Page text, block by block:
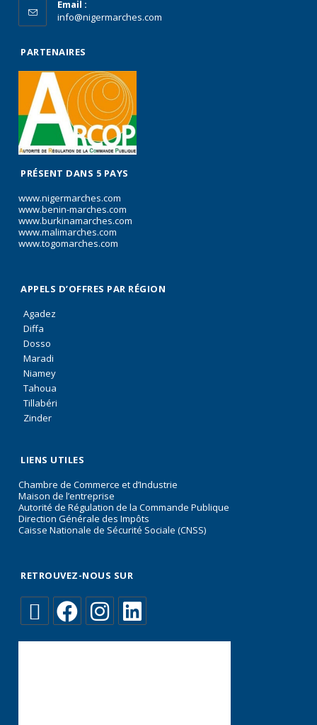
Email :
info@nigermarches.com
PARTENAIRES
PRÉSENT DANS 5 PAYS
www.nigermarches.com
www.benin-marches.com
www.burkinamarches.com
www.malimarches.com
www.togomarches.com
APPELS D’OFFRES PAR RÉGION
Agadez
Diffa
Dosso
Maradi
Niamey
Tahoua
Tillabéri
Zinder
LIENS UTILES
Chambre de Commerce et d’Industrie
Maison de l’entreprise
Autorité de Régulation de la Commande Publique
Direction Générale des Impôts
Caisse Nationale de Sécurité Sociale (CNSS)
RETROUVEZ-NOUS SUR